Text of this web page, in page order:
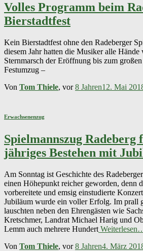
Volles Programm beim
Bierstadtfest
Kein Bierstadtfest ohne den Radeberger
diesem Jahr hatten die Musiker alle
Sternmarsch der Eröffnung bis zum
Festumzug –
Von Tom Thiele, vor8 Jahren12. Mai
Erwachsenenzug
Spielmannszug Radeberg
jähriges Bestehen mit
Am Sonntag ist Geschichte des
einen Höhepunkt reicher geworden, denn
vorbereitete und emsig einstudierte
Jubiläum wurde ein voller Erfolg. Im prall
lauschten neben den Ehrengästen wie
Kretschmer, Landrat Michael Harig und
Lemm auch mehrere Hundert
Von Tom Thiele, vor8 Jahren4. März